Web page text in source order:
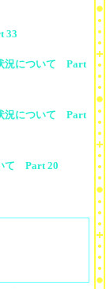
33
況について Part
況について Part
て Part 20